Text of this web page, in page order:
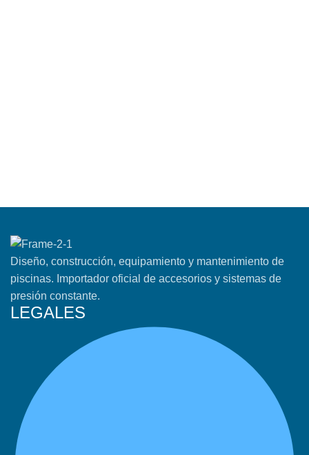
Diseño, construcción, equipamiento y mantenimiento de
piscinas. Importador oficial de accesorios y sistemas de
presión constante.
LEGALES